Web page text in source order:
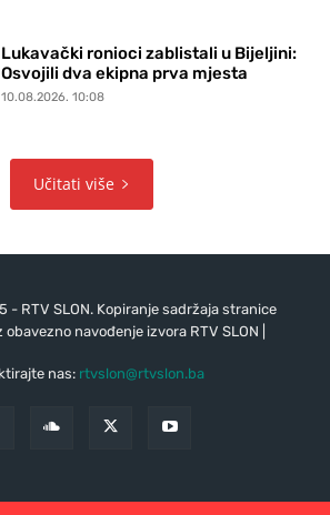
Lukavački ronioci zablistali u Bijeljini:
Osvojili dva ekipna prva mjesta
10.08.2026. 10:08
Učitati više
RTV SLON. Kopiranje sadržaja stranice
navođenje izvora RTV SLON |
nas: rtvslon@rtvslon.ba